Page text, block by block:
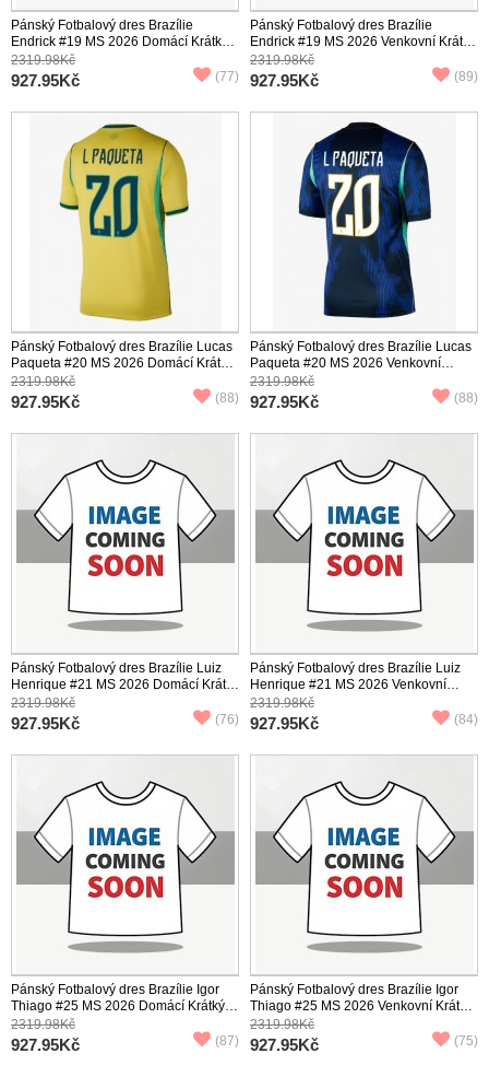
Pánský Fotbalový dres Brazílie
Endrick #19 MS 2026 Domácí Krátký
Rukáv
2319.98Kč
927.95Kč (77)
Pánský Fotbalový dres Brazílie
Endrick #19 MS 2026 Venkovní Krátký
Rukáv
2319.98Kč
927.95Kč (89)
Pánský Fotbalový dres Brazílie Lucas
Paqueta #20 MS 2026 Domácí Krátký
Rukáv
2319.98Kč
927.95Kč (88)
Pánský Fotbalový dres Brazílie Lucas
Paqueta #20 MS 2026 Venkovní
Krátký Rukáv
2319.98Kč
927.95Kč (88)
Pánský Fotbalový dres Brazílie Luiz
Henrique #21 MS 2026 Domácí Krátký
Rukáv
2319.98Kč
927.95Kč (76)
Pánský Fotbalový dres Brazílie Luiz
Henrique #21 MS 2026 Venkovní
Krátký Rukáv
2319.98Kč
927.95Kč (84)
Pánský Fotbalový dres Brazílie Igor
Thiago #25 MS 2026 Domácí Krátký
Rukáv
2319.98Kč
927.95Kč (87)
Pánský Fotbalový dres Brazílie Igor
Thiago #25 MS 2026 Venkovní Krátký
Rukáv
2319.98Kč
927.95Kč (75)